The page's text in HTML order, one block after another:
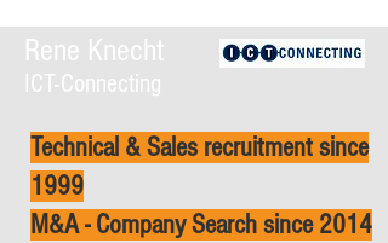
Rene Knecht
ICT-Connecting
Technical & Sales recruitment since
1999
M&A - Company Search since 2014